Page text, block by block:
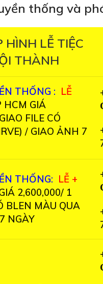
thống và
HÌNH LỄ TIỆC
THÀNH
THỐNG : LỄ
HCM GIÁ
FILE CÓ
/ GIAO ẢNH 7
THỐNG: LỄ +
2,600,000/ 1
BLEN MÀU QUA
NGÀY